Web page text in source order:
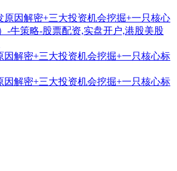
因解密+三大投资机会挖掘+一只核心标
因解密+三大投资机会挖掘+一只核心标